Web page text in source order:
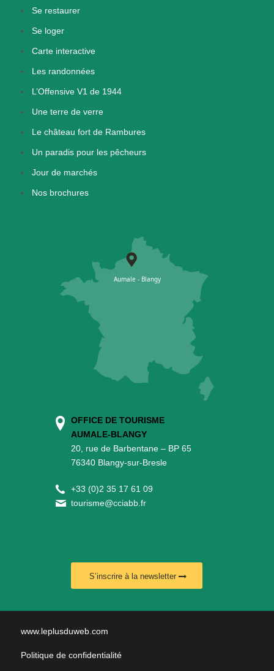
Se restaurer
Se loger
Carte interactive
Les randonnées
L’Offensive V1 de 1944
Une terre de verre
Le château fort de Rambures
Un paradis pour les pêcheurs
Jour de marchés
Nos brochures
OFFICE DE TOURISME
AUMALE-BLANGY
20, rue de Barbentane – BP 65
76340 Blangy-sur-Bresle
+33 (0)2 35 17 61 09
tourisme@cciabb.fr
S’inscrire à la newsletter
www.leplusduweb.com
Politique de confidentialité